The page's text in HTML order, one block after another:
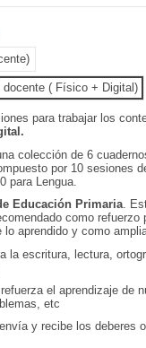
docente ( Físico + Digital)
para trabajar los
colección de 6
por 10 sesiones
para Lengua.
Educación Primaria.
como refuerzo
lo aprendido y como
la escritura, lectura,
el aprendizaje de
etc
y recibe los deberes